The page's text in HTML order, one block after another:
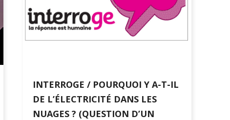
INTERROGE / POURQUOI Y A-T-IL
DE L’ÉLECTRICITÉ DANS LES
NUAGES ? (QUESTION D’UN